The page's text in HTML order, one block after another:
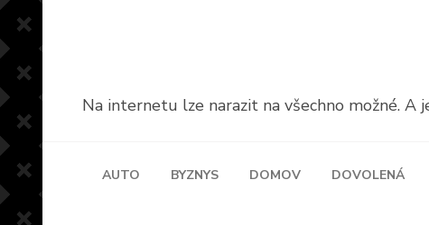
(stiskněte
Enter)Na internetu lze narazit na všechno možné.
AUTO BYZNYS DOMOV DOVOLENÁ